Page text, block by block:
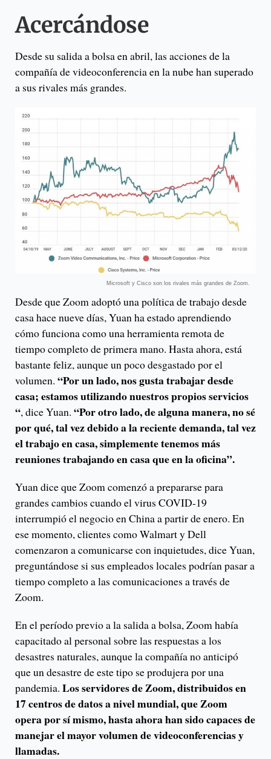
Acercándose
Desde su salida a bolsa en abril, las acciones de la
compañía de videoconferencia en la nube han superado
a sus rivales más grandes.
Microsoft y Cisco son los rivales más grandes de Zoom.
Desde que Zoom adoptó una política de trabajo desde
casa hace nueve días, Yuan ha estado aprendiendo
cómo funciona como una herramienta remota de
tiempo completo de primera mano. Hasta ahora, está
bastante feliz, aunque un poco desgastado por el
volumen. “Por un lado, nos gusta trabajar desde
casa; estamos utilizando nuestros propios servicios
“, dice Yuan. “Por otro lado, de alguna manera, no sé
por qué, tal vez debido a la reciente demanda, tal vez
el trabajo en casa, simplemente tenemos más
reuniones trabajando en casa que en la oficina”.
Yuan dice que Zoom comenzó a prepararse para
grandes cambios cuando el virus COVID-19
interrumpió el negocio en China a partir de enero. En
ese momento, clientes como Walmart y Dell
comenzaron a comunicarse con inquietudes, dice Yuan,
preguntándose si sus empleados locales podrían pasar a
tiempo completo a las comunicaciones a través de
Zoom.
En el período previo a la salida a bolsa, Zoom había
capacitado al personal sobre las respuestas a los
desastres naturales, aunque la compañía no anticipó
que un desastre de este tipo se produjera por una
pandemia. Los servidores de Zoom, distribuidos en
17 centros de datos a nivel mundial, que Zoom
opera por sí mismo, hasta ahora han sido capaces de
manejar el mayor volumen de videoconferencias y
llamadas.